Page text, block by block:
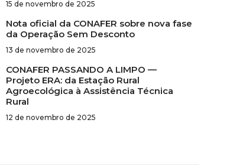
15 de novembro de 2025
Nota oficial da CONAFER sobre nova fase
da Operação Sem Desconto
13 de novembro de 2025
CONAFER PASSANDO A LIMPO —
Projeto ERA: da Estação Rural
Agroecológica à Assistência Técnica
Rural
12 de novembro de 2025